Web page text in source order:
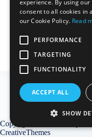
Witamy w
Edytuj go lub usuń, a
ddubiel
2023-
Copyright © 2026 - Motyw
CreativeThemes
experience. By using
consent to all cookies in
our Cookie Policy. Read
PERFORMANCE
TARGETING
FUNCTIONALITY
ACCEPT ALL
SHOW